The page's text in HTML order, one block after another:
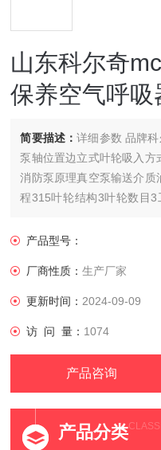
山东科尔奇
保养空气呼
简要描述：详细参数 品牌
泵轴位置边立式叶轮吸入方
消防泵原理真空泵输送介
程315叶轮结构3叶轮数目
产品型号：
厂商性质：生产厂家
更新时间： 2024-09-09
访 问 量： 1074
产品咨询
产品分类